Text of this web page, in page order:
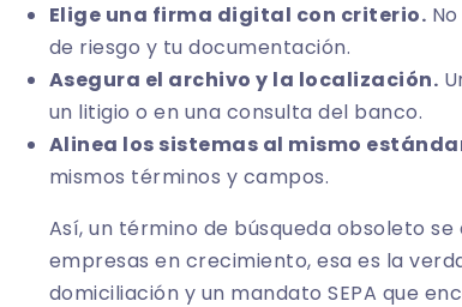
Elige una firma digital con criterio.
de riesgo y tu documentación.
Asegura el archivo y la localización.
un litigio o en una consulta del banco.
Alinea los sistemas al mismo
mismos términos y campos.
Así, un término de búsqueda obsoleto
empresas en crecimiento, esa es la
domiciliación y un mandato SEPA que